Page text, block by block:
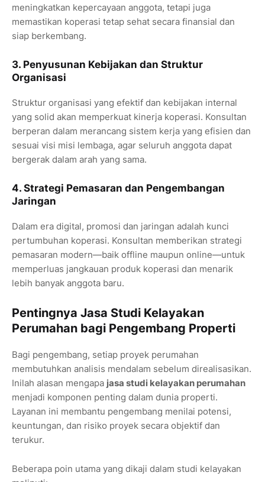
meningkatkan kepercayaan anggota, tetapi juga
memastikan koperasi tetap sehat secara finansial dan
siap berkembang.
3. Penyusunan Kebijakan dan Struktur
Organisasi
Struktur organisasi yang efektif dan kebijakan internal
yang solid akan memperkuat kinerja koperasi. Konsultan
berperan dalam merancang sistem kerja yang efisien dan
sesuai visi misi lembaga, agar seluruh anggota dapat
bergerak dalam arah yang sama.
4. Strategi Pemasaran dan Pengembangan
Jaringan
Dalam era digital, promosi dan jaringan adalah kunci
pertumbuhan koperasi. Konsultan memberikan strategi
pemasaran modern—baik offline maupun online—untuk
memperluas jangkauan produk koperasi dan menarik
lebih banyak anggota baru.
Pentingnya Jasa Studi Kelayakan
Perumahan bagi Pengembang Properti
Bagi pengembang, setiap proyek perumahan
membutuhkan analisis mendalam sebelum direalisasikan.
Inilah alasan mengapa jasa studi kelayakan perumahan
menjadi komponen penting dalam dunia properti.
Layanan ini membantu pengembang menilai potensi,
keuntungan, dan risiko proyek secara objektif dan
terukur.
Beberapa poin utama yang dikaji dalam studi kelayakan